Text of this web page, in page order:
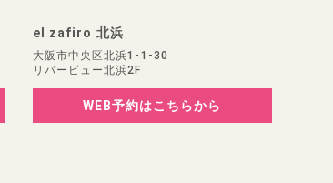
el zafiro 北浜
大阪市中央区北浜1-1-30
リバービュー北浜2F
WEB予約はこちらから